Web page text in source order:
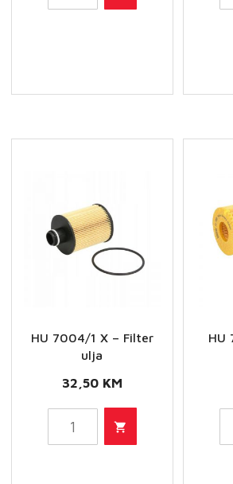
718/1
količina
HU 7004/1 X – Filter
ulja
32,50 KM
7004/1
HU